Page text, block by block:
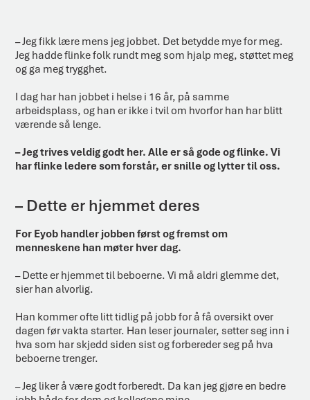
– Jeg fikk lære mens jeg jobbet. Det betydde mye for meg.
Jeg hadde flinke folk rundt meg som hjalp meg, støttet meg
og ga meg trygghet.
I dag har han jobbet i helse i 16 år, på samme
arbeidsplass, og han er ikke i tvil om hvorfor han har blitt
værende så lenge.
– Jeg trives veldig godt her. Alle er så gode og flinke. Vi
har flinke ledere som forstår, er snille og lytter til oss.
– Dette er hjemmet deres
For Eyob handler jobben først og fremst om
menneskene han møter hver dag.
– Dette er hjemmet til beboerne. Vi må aldri glemme det,
sier han alvorlig.
Han kommer ofte litt tidlig på jobb for å få oversikt over
dagen før vakta starter. Han leser journaler, setter seg inn i
hva som har skjedd siden sist og forbereder seg på hva
beboerne trenger.
– Jeg liker å være godt forberedt. Da kan jeg gjøre en bedre